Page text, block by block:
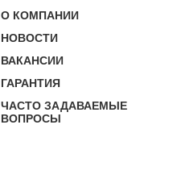
О КОМПАНИИ
НОВОСТИ
ВАКАНСИИ
ГАРАНТИЯ
ЧАСТО ЗАДАВАЕМЫЕ
ВОПРОСЫ